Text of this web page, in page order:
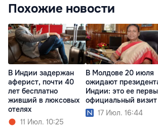
Похожие новости
В Индии задержан
аферист, почти 40
лет бесплатно
живший в люксовых
отелях
11 Июл. 10:25
В Молдове 20 июля
ожидают
Индии: это ее
официальный визит
17 Июл. 16:44